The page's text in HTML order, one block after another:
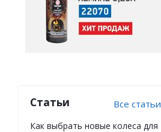
Статьи Все статьи
Как выбрать новые колеса для